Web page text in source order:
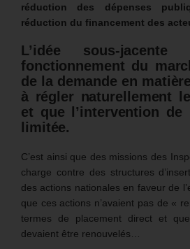
réduction des dépenses
réduction du financement des
L’idée sous-
fonctionnement du
de la demande en
à régler naturellement
et que l’intervention de
limitée.
C’est ainsi que des missions des
charge contre des structures
des actions nationales en faveur de
que ces actions n’avaient pas de «
termes de placement direct et
devaient être renouvelés…